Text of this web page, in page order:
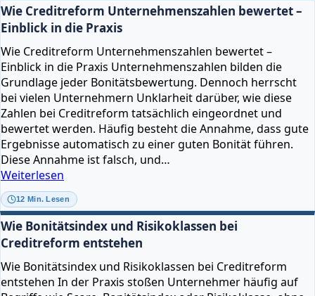
–
Aufbau,
Abschnitte
und
Einordnung
für
Unternehmen
Wie Creditreform Unternehmenszahlen bewertet –
Einblick in die Praxis
Wie Creditreform Unternehmenszahlen bewertet –
Einblick in die Praxis Unternehmenszahlen bilden die
Grundlage jeder Bonitätsbewertung. Dennoch herrscht
bei vielen Unternehmern Unklarheit darüber, wie diese
Zahlen bei Creditreform tatsächlich eingeordnet und
bewertet werden. Häufig besteht die Annahme, dass gute
Ergebnisse automatisch zu einer guten Bonität führen.
Diese Annahme ist falsch, und…
Weiterlesen
Creditreform
Unternehmenszahlen
bewertet
Einblick
in
die
12 Min. Lesen
Wie Bonitätsindex und Risikoklassen bei
Creditreform entstehen
Wie Bonitätsindex und Risikoklassen bei Creditreform
entstehen In der Praxis stoßen Unternehmer häufig auf